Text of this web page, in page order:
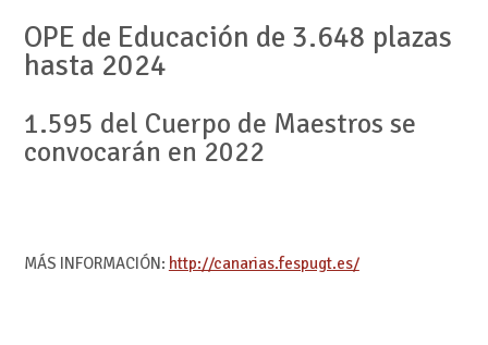
OPE de Educación de 3.648 plazas
hasta 2024
1.595 del Cuerpo de Maestros se
convocarán en 2022
MÁS INFORMACIÓN: http://canarias.fespugt.es/